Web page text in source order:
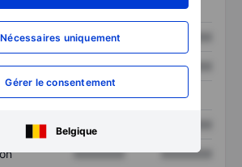
Nécessaires uniquement
Gérer le consentement
Belgique
XXXXXXX
XXXXXXX XXXXXXX
XXXXXXX
XXXXXXX XXXXXXX